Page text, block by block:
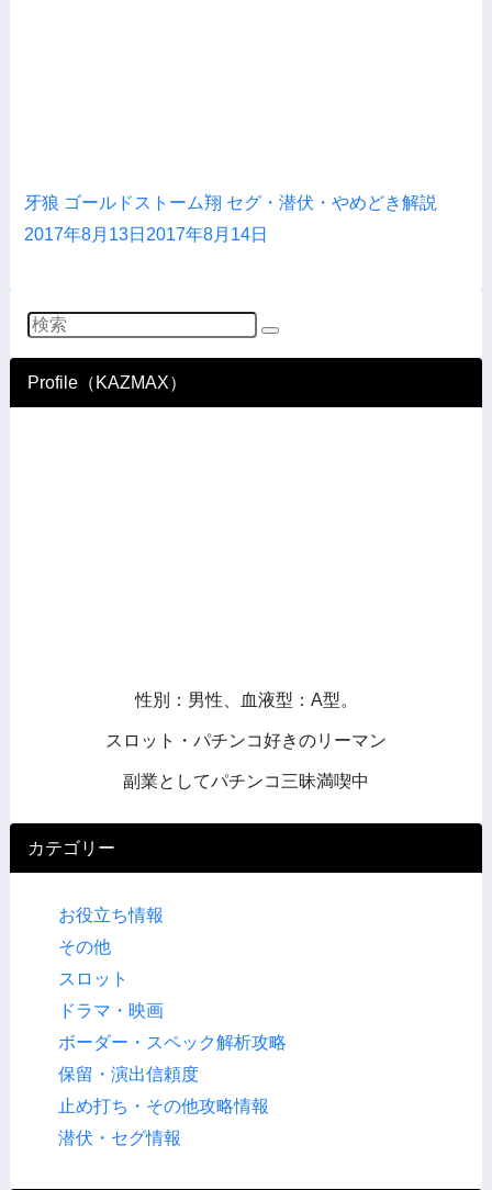
牙狼 ゴールドストーム翔 セグ・潜伏・やめどき解説
2017年8月13日 2017年8月14日
Profile（KAZMAX）
性別：男性、血液型：A型。
スロット・パチンコ好きのリーマン
副業としてパチンコ三昧満喫中
カテゴリー
お役立ち情報
その他
スロット
ドラマ・映画
ボーダー・スペック解析攻略
保留・演出信頼度
止め打ち・その他攻略情報
潜伏・セグ情報